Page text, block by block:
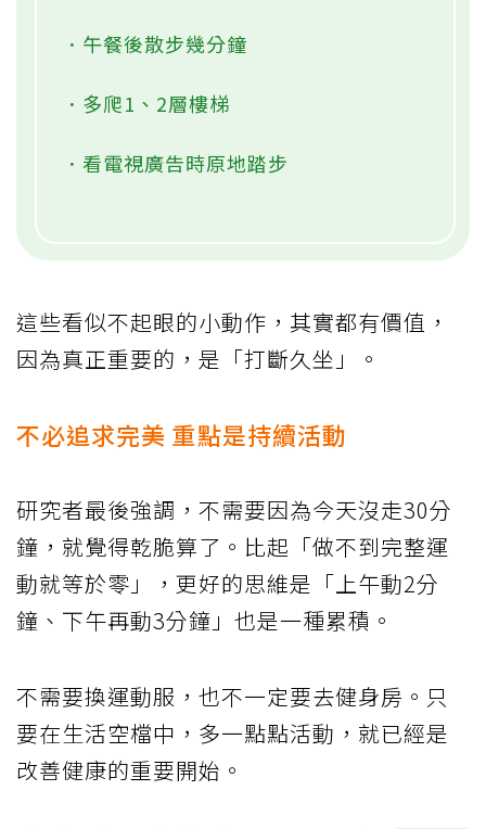
．午餐後散步幾分鐘
．多爬1、2層樓梯
．看電視廣告時原地踏步
這些看似不起眼的小動作，其實都有價值，
因為真正重要的，是「打斷久坐」。
不必追求完美 重點是持續活動
研究者最後強調，不需要因為今天沒走30分
鐘，就覺得乾脆算了。比起「做不到完整運
動就等於零」，更好的思維是「上午動2分
鐘、下午再動3分鐘」也是一種累積。
不需要換運動服，也不一定要去健身房。只
要在生活空檔中，多一點點活動，就已經是
改善健康的重要開始。